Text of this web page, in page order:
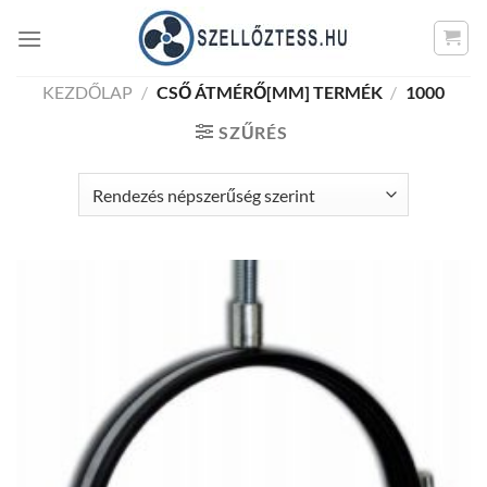
KEZDŐLAP / CSŐ ÁTMÉRŐ[MM] TERMÉK / 1000
SZŰRÉS